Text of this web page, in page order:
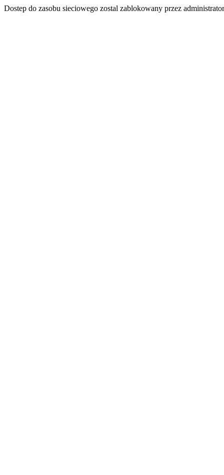
Dostep do zasobu sieciowego zostal zablokowany przez